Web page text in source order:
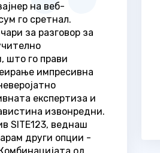
на веб-
го сретнал.
за разговор за
што го прави
импресивна
експертиза и
извонредни.
SITE123, веднаш
други опции -